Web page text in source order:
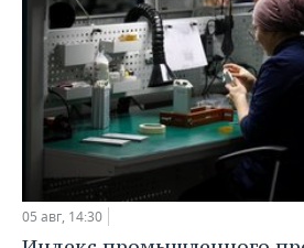
05 авг, 14:30